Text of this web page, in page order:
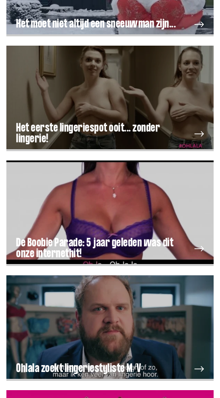
Het moet niet altijd een sneeuwman zijn...
Het eerste lingeriespot ooit... zonder
lingerie!
De Boobie Parade: 5 jaar geleden was dit
onze internethit!
Ohlala zoekt lingeriestyliste M/V